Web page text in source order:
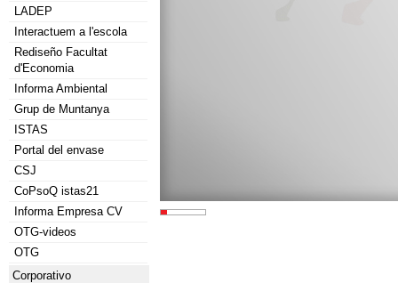
LADEP
Interactuem a l'escola
Rediseño Facultat
d'Economia
Informa Ambiental
Grup de Muntanya
ISTAS
Portal del envase
CSJ
CoPsoQ istas21
Informa Empresa CV
OTG-videos
OTG
Corporativo